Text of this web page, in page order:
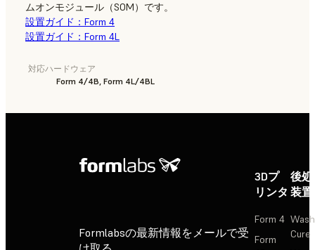
ムオンモジュール（SOM）です。
設置ガイド：Form 4
設置ガイド：Form 4L
対応ハードウェア
Form 4/4B, Form 4L/4BL
Formlabsの最新情報をメールで受
3Dプ
リンタ
Form 4
Form
後
装置
Cure